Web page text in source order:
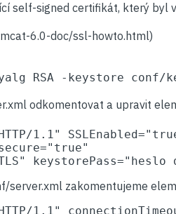
self-signed certifikát, který byl
6.0-doc/ssl-howto.html)
RSA -keystore conf/
odkomentovat a upravit
1.1"
server.xml zakomentujeme
1.1"